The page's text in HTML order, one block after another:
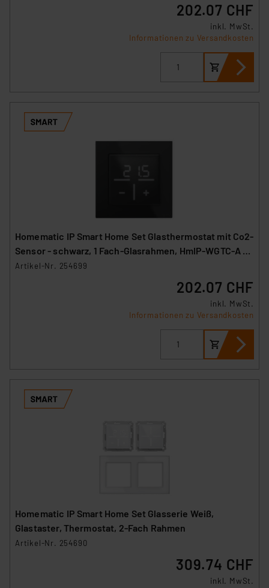
202.07 CHF
inkl. MwSt.
Informationen zu Versandkosten
Homematic IP Smart Home Set Glasthermostat mit Co2-
Sensor - schwarz, 1 Fach-Glasrahmen, HmIP-WGTC-A +
HmIP-GF1-A
Artikel-Nr. 254699
202.07 CHF
inkl. MwSt.
Informationen zu Versandkosten
Homematic IP Smart Home Set Glasserie Weiß,
Glastaster, Thermostat, 2-Fach Rahmen
Artikel-Nr. 254690
309.74 CHF
inkl. MwSt.